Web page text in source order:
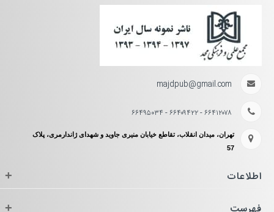
majdpub@gmail.com
۶۶۴۱۲۰۷۸ - ۶۶۴۰۹۴۲۲ - ۶۶۴۹۵۰۳۴
تهران، میدان انقلاب، تقاطع خیابان منیری جاوید و شهدای ژاندارمری، پلاک
57
اطلاعات +
+